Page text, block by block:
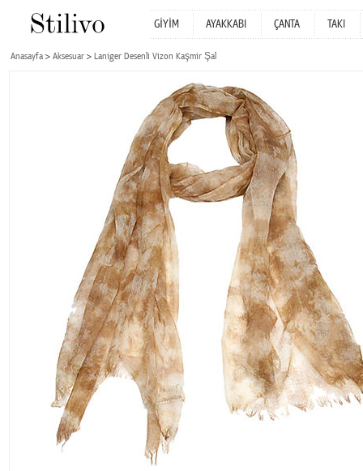
GİYİM AYAKKABI ÇANTA TAKI
Anasayfa Aksesuar Laniger Desenli Vizon Kaşmir Şal